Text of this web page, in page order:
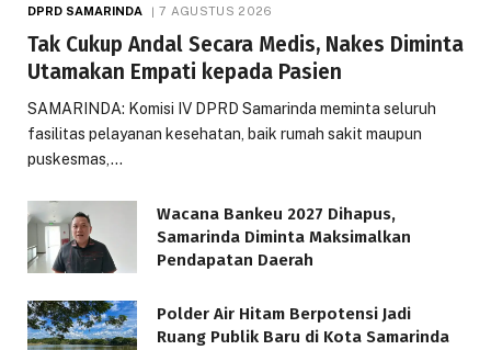
DPRD SAMARINDA 7 AGUSTUS 2026
Tak Cukup Andal Secara Medis, Nakes Diminta
Utamakan Empati kepada Pasien
SAMARINDA: Komisi IV DPRD Samarinda meminta seluruh
fasilitas pelayanan kesehatan, baik rumah sakit maupun
puskesmas,…
Wacana Bankeu 2027 Dihapus,
Samarinda Diminta Maksimalkan
Pendapatan Daerah
Polder Air Hitam Berpotensi Jadi
Ruang Publik Baru di Kota Samarinda